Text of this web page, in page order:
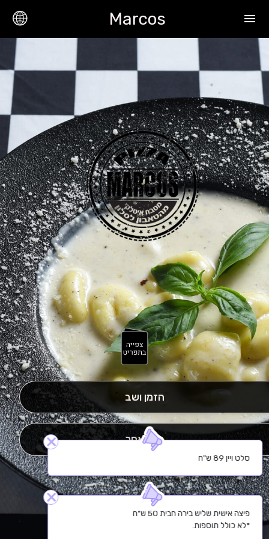
close
פיצה אישית שליש בירה חבית 50 ש"ח
*לא כולל תוספות.
close
סלט ויין 89 ש"ח
menu
Marcos
הזמן ושב
ליום אחר